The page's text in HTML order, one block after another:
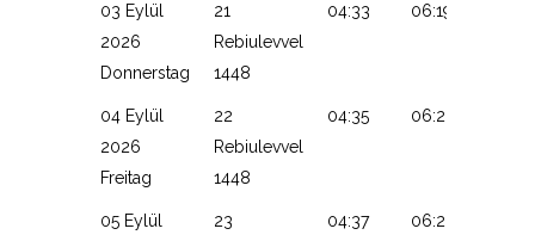
03 Eylül
2026
Donnerstag
21
Rebiulevvel
1448
04:33 06:19
04 Eylül
2026
Freitag
22
Rebiulevvel
1448
04:35 06:20
05 Eylül
23
04:37 06:22